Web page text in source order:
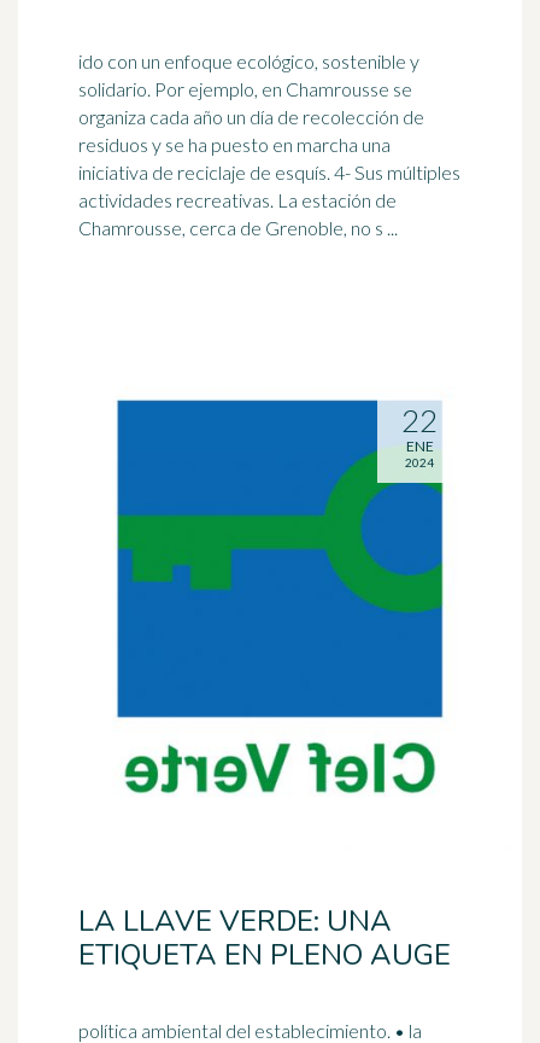
ido con un enfoque ecológico, sostenible y
solidario. Por ejemplo, en Chamrousse se
organiza cada año un día de recolección de
residuos y se ha puesto en marcha una
iniciativa de reciclaje de esquís. 4- Sus múltiples
actividades recreativas. La estación de
Chamrousse, cerca de Grenoble, no s ...
LA LLAVE VERDE: UNA
ETIQUETA EN PLENO AUGE
política ambiental del establecimiento. • la
22
ENE
2024